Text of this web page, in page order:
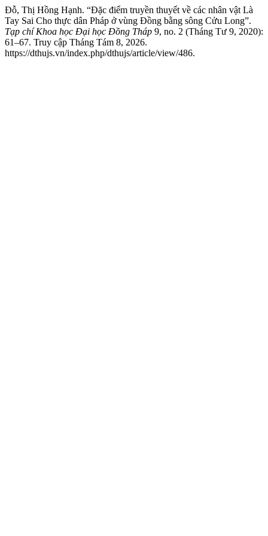
Đỗ, Thị Hồng Hạnh. “Đặc điểm truyền thuyết về các nhân vật Là
Tay Sai Cho thực dân Pháp ở vùng Đồng bằng sông Cửu Long”.
Tạp chí Khoa học Đại học Đồng Tháp 9, no. 2 (Tháng Tư 9, 2020):
61–67. Truy cập Tháng Tám 8, 2026.
https://dthujs.vn/index.php/dthujs/article/view/486.